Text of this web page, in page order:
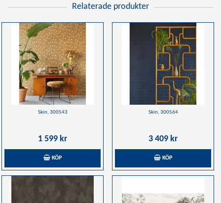
Relaterade produkter
Skin, 300543
1 599 kr
KÖP
Skin, 300564
3 409 kr
KÖP